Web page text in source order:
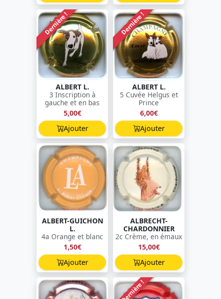
Dernière !
ALBERT L.
3 Inscription à
gauche et en bas
5,00€
Ajouter
Dernière !
ALBERT L.
5 Cuvée Helgus et
Prince
6,00€
Ajouter
ALBERT-GUICHON
L.
4a Orange et blanc
1,50€
Ajouter
ALBRECHT-
CHARDONNIER
2c Crème, en émaux
15,00€
Ajouter
Dernière !